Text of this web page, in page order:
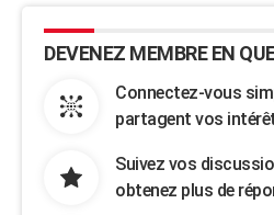
DEVENEZ MEMBRE EN
Connectez-vous
partagent vos
Suivez vos
obtenez plus de